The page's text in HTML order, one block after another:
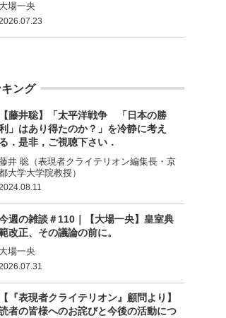
大場一央
ング
【藤井聡】「太平洋戦争 「日本の勝
」はあり得たのか？」を冷静に考え
る．是非，ご視聴下さい．
井 聡（表現者クライテリオン編集長・京
大学大学院教授）
週の雑談＃110｜【大場一央】皇室典
改正、その議論の前に。
大場一央
【『表現者クライテリオン』顧問より】
者の皆様へのお詫びと今後の活動につ